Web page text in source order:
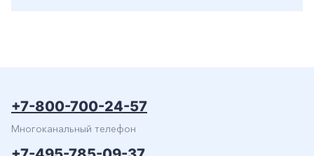
+7-800-700-24-57
Многоканальный телефон